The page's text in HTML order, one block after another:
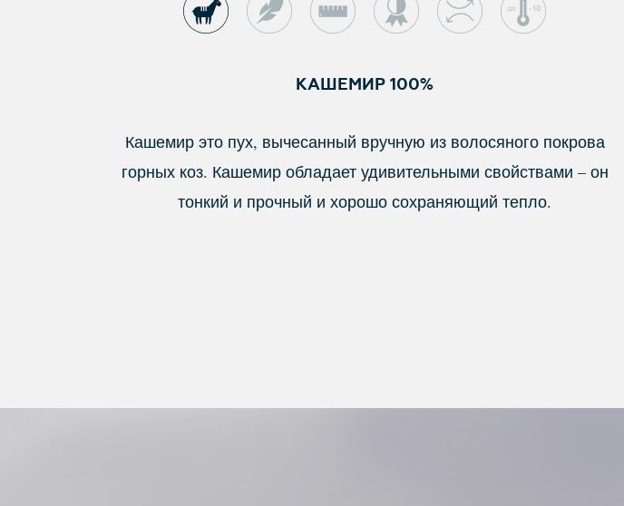
КАШЕМИР 100%
Кашемир это пух, вычесанный вручную из волосяного покрова
горных коз. Кашемир обладает удивительными свойствами – он
тонкий и прочный и хорошо сохраняющий тепло.